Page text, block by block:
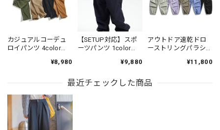
カジュアルコーデュ
ロイパンツ 4color
¥8,980
【SETUP対応】スポ
ーツパンツ 1color
¥9,880
アウトドア速乾ドロ
ーストリングパラシ
¥11,800
最近チェックした商品